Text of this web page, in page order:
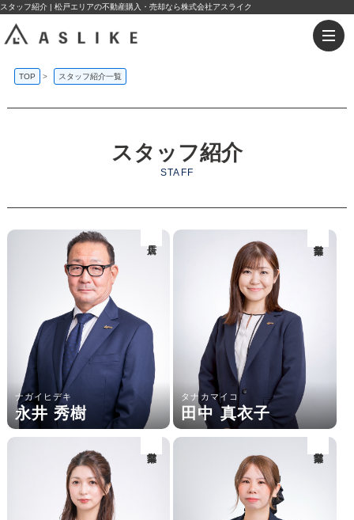
スタッフ紹介 | 松戸エリアの不動産購入・売却なら株式会社アスライク
TOP > スタッフ紹介一覧
スタッフ紹介
STAFF
ナガイヒデキ
永井 秀樹
タナカマイコ
田中 真衣子